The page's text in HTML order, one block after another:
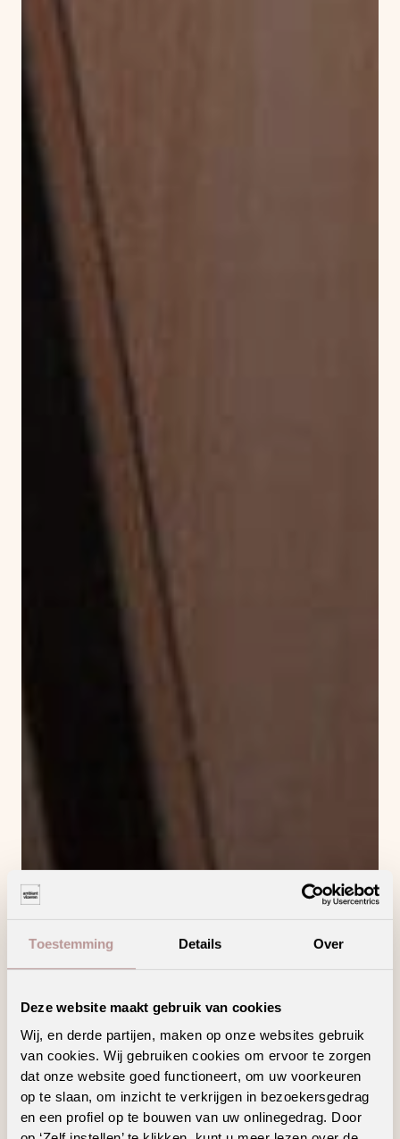
Toestemming Details Over
Deze website maakt gebruik van cookies
Wij, en derde partijen, maken op onze websites gebruik
van cookies. Wij gebruiken cookies om ervoor te zorgen
dat onze website goed functioneert, om uw voorkeuren
op te slaan, om inzicht te verkrijgen in bezoekersgedrag
en een profiel op te bouwen van uw onlinegedrag. Door